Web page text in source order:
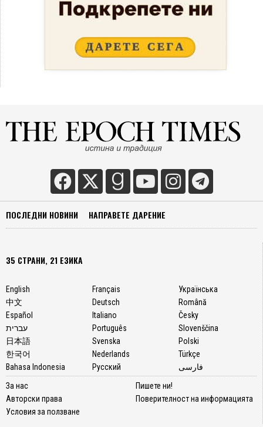
ПОСЛЕДНИ НОВИНИ НАПРАВЕТЕ ДАРЕНИЕ
35 СТРАНИ, 21 ЕЗИКА
English
中文
Español
עברית
日本語
한국어
Bahasa Indonesia
Français
Deutsch
Italiano
Português
Svenska
Nederlands
Русский
Українська
Română
Česky
Slovenščina
Polski
Türkçe
فارسی
За нас
Авторски права
Условия за ползване
Пишете ни!
Поверителност на информацията